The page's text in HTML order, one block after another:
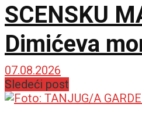
SCENSKU
Dimićeva
dirnula
publiku
07.08.2026
Sledeći post